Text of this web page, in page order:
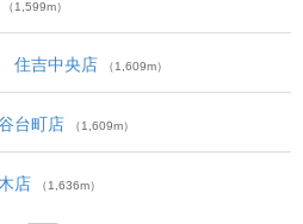
（1,599m）
住吉中央店 （1,609m）
台町店 （1,609m）
店 （1,636m）